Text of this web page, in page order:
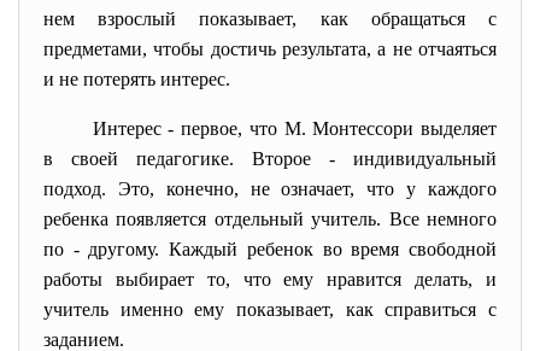
нем взрослый показывает, как обращаться с
предметами, чтобы достичь результата, а не отчаяться
и не потерять интерес.
Интерес - первое, что М. Монтессори выделяет
в своей педагогике. Второе - индивидуальный
подход. Это, конечно, не означает, что у каждого
ребенка появляется отдельный учитель. Все немного
по - другому. Каждый ребенок во время свободной
работы выбирает то, что ему нравится делать, и
учитель именно ему показывает, как справиться с
заданием.